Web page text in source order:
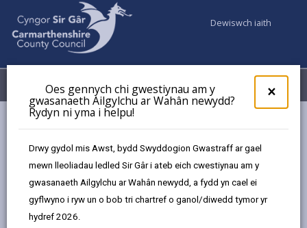
×
Oes gennych chi gwestiynau am y
gwasanaeth Ailgylchu ar Wahân newydd?
Rydyn ni yma i helpu!
Drwy gydol mis Awst, bydd Swyddogion Gwastraff ar gael
mewn lleoliadau ledled Sir Gâr i ateb eich cwestiynau am y
gwasanaeth Ailgylchu ar Wahân newydd, a fydd yn cael ei
gyflwyno i ryw un o bob tri chartref o ganol/diwedd tymor yr
hydref 2026.
Dewiswch iaith
Dewislen
Hysbysiadau Preifatrwydd
Chwaraeon a Hamdden Actif
Chwaraeon a Hamdden Actif